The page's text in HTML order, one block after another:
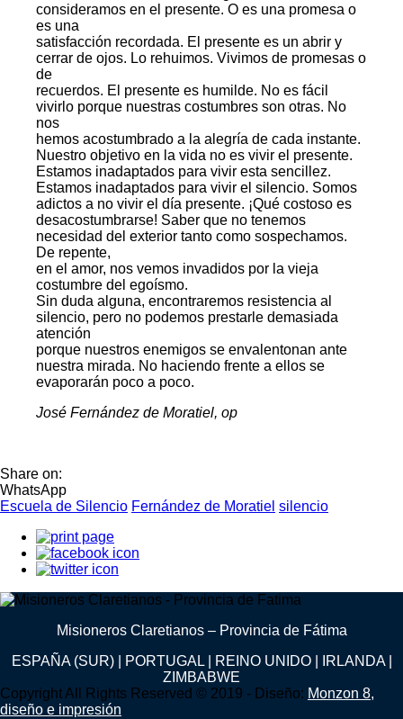
consideramos en el presente. O es una promesa o
es una
satisfacción recordada. El presente es un abrir y
cerrar de ojos. Lo rehuimos. Vivimos de promesas o
de
recuerdos. El presente es humilde. No es fácil
vivirlo porque nuestras costumbres son otras. No
nos
hemos acostumbrado a la alegría de cada instante.
Nuestro objetivo en la vida no es vivir el presente.
Estamos inadaptados para vivir esta sencillez.
Estamos inadaptados para vivir el silencio. Somos
adictos a no vivir el día presente. ¡Qué costoso es
desacostumbrarse! Saber que no tenemos
necesidad del exterior tanto como sospechamos.
De repente,
en el amor, nos vemos invadidos por la vieja
costumbre del egoísmo.
Sin duda alguna, encontraremos resistencia al
silencio, pero no podemos prestarle demasiada
atención
porque nuestros enemigos se envalentonan ante
nuestra mirada. No haciendo frente a ellos se
evaporarán poco a poco.
José Fernández de Moratiel, op
Share on:
WhatsApp
Escuela de Silencio Fernández de Moratiel silencio
Misioneros Claretianos – Provincia de Fátima
ESPAÑA (SUR) | PORTUGAL | REINO UNIDO | IRLANDA |
ZIMBABWE
Copyright All Rights Reserved © 2019 - Diseño: Monzon 8,
diseño e impresión